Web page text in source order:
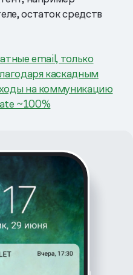
остаток средств
email, только
каскадным
на коммуникацию
~100%